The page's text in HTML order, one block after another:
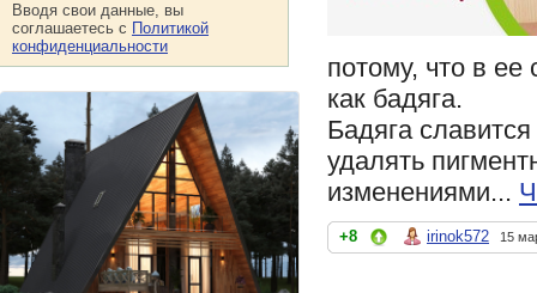
потому, что в ее
как бадяга.
Бадяга
удалять
изменениями...
+8 irinok572 15
Вводя свои данные, вы
соглашаетесь с Политикой
конфиденциальности